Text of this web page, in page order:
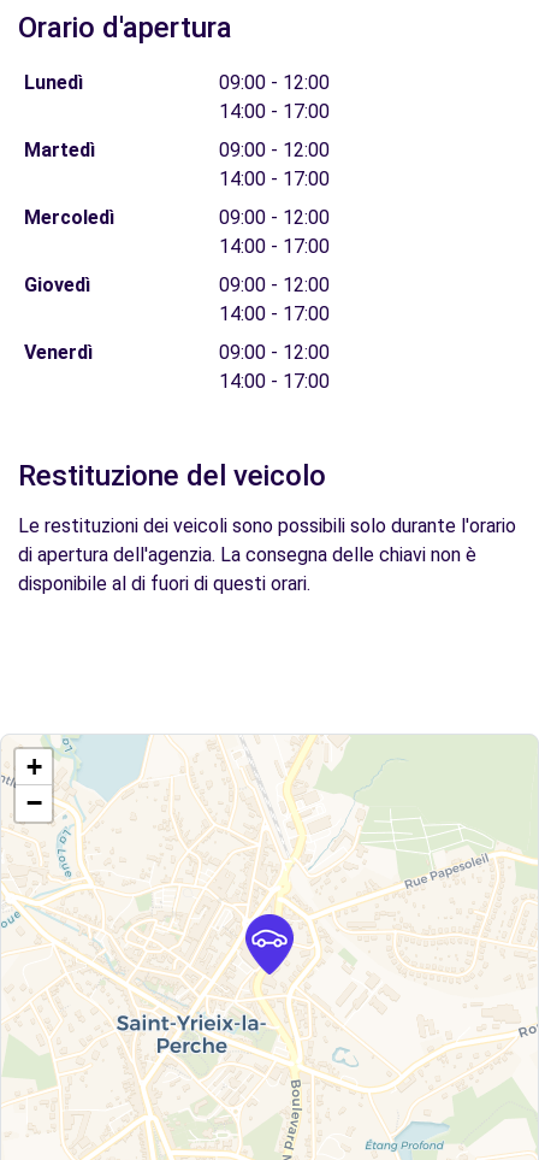
Orario d'apertura
Lunedì
09:00 - 12:00
14:00 - 17:00
Martedì
09:00 - 12:00
14:00 - 17:00
Mercoledì
09:00 - 12:00
14:00 - 17:00
Giovedì
09:00 - 12:00
14:00 - 17:00
Venerdì
09:00 - 12:00
14:00 - 17:00
Restituzione del veicolo
Le restituzioni dei veicoli sono possibili solo durante l'orario
di apertura dell'agenzia. La consegna delle chiavi non è
disponibile al di fuori di questi orari.
+
−